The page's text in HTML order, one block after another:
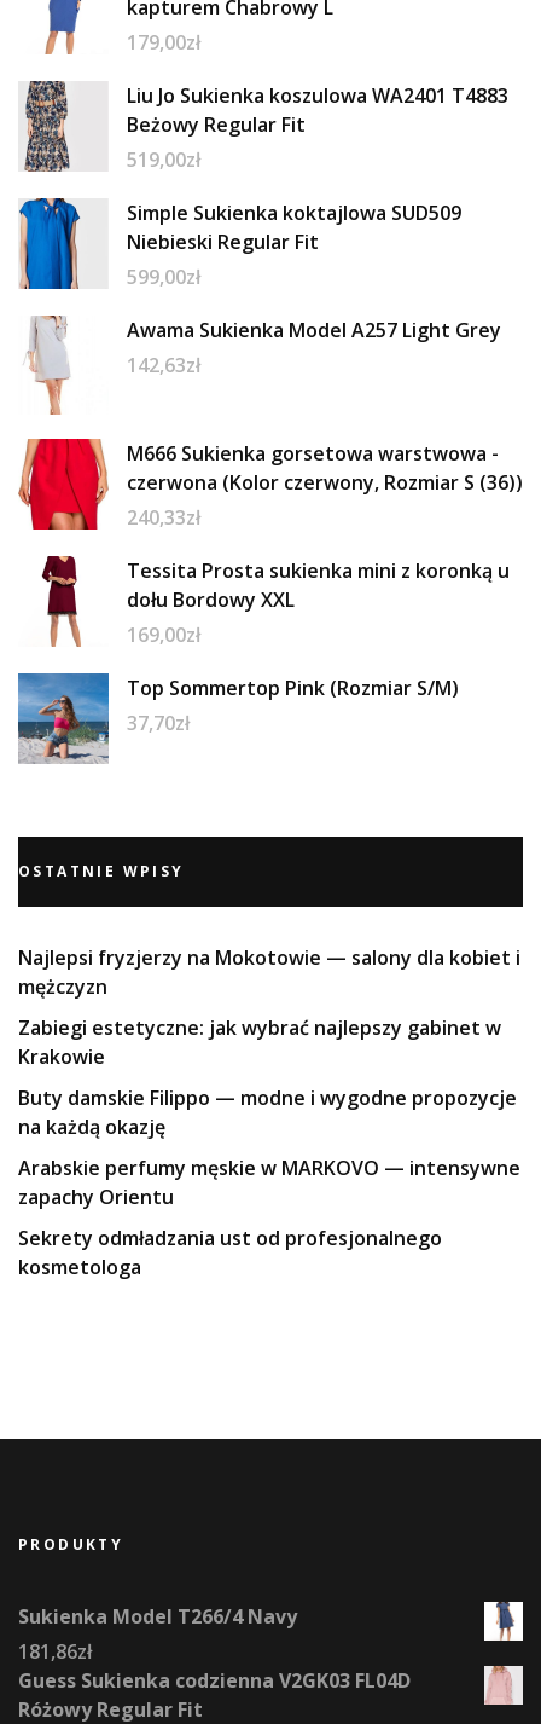
kapturem Chabrowy L
179,00zł
Liu Jo Sukienka koszulowa WA2401 T4883
Beżowy Regular Fit
519,00zł
Simple Sukienka koktajlowa SUD509
Niebieski Regular Fit
599,00zł
Awama Sukienka Model A257 Light Grey
142,63zł
M666 Sukienka gorsetowa warstwowa -
czerwona (Kolor czerwony, Rozmiar S (36))
240,33zł
Tessita Prosta sukienka mini z koronką u
dołu Bordowy XXL
169,00zł
Top Sommertop Pink (Rozmiar S/M)
37,70zł
OSTATNIE WPISY
Najlepsi fryzjerzy na Mokotowie — salony dla kobiet i
mężczyzn
Zabiegi estetyczne: jak wybrać najlepszy gabinet w
Krakowie
Buty damskie Filippo — modne i wygodne propozycje
na każdą okazję
Arabskie perfumy męskie w MARKOVO — intensywne
zapachy Orientu
Sekrety odmładzania ust od profesjonalnego
kosmetologa
PRODUKTY
Sukienka Model T266/4 Navy
181,86zł
Guess Sukienka codzienna V2GK03 FL04D
Różowy Regular Fit